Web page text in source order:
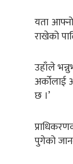
यता
राखेको
उहाँले
छ ।’
पुगेको